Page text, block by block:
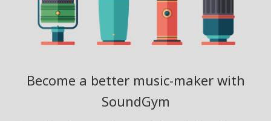
Become a better music-maker with
SoundGym